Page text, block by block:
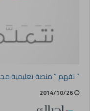
” نفهم ” منصة تعليمية
2014/10/26